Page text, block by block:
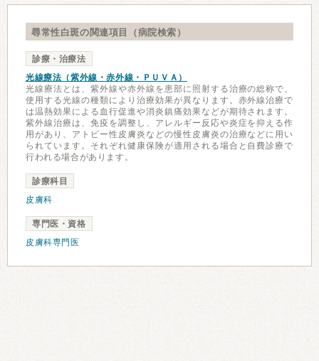
尋常性白斑の関連項目（病院検索）
診療・治療法
光線療法（紫外線・赤外線・ＰＵＶＡ）
光線療法とは、紫外線や赤外線を患部に照射する治療の総称で、
使用する光線の種類により治療効果が異なります。赤外線治療で
は温熱効果による血行促進や消炎鎮痛効果などが期待されます。
紫外線治療は、免疫を調整し、アレルギー反応や炎症を抑える作
用があり、アトピー性皮膚炎などの慢性皮膚炎の治療などに用い
られています。それぞれ健康保険が適用される場合と自費診療で
行われる場合があります。
診療科目
皮膚科
専門医・資格
皮膚科専門医